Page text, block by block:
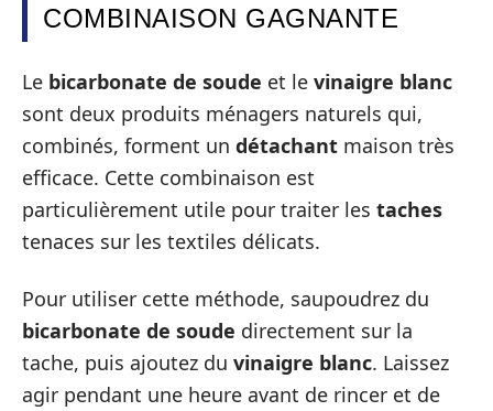
COMBINAISON GAGNANTE
Le bicarbonate de soude et le vinaigre blanc
sont deux produits ménagers naturels qui,
combinés, forment un détachant maison très
efficace. Cette combinaison est
particulièrement utile pour traiter les taches
tenaces sur les textiles délicats.
Pour utiliser cette méthode, saupoudrez du
bicarbonate de soude directement sur la
tache, puis ajoutez du vinaigre blanc. Laissez
agir pendant une heure avant de rincer et de